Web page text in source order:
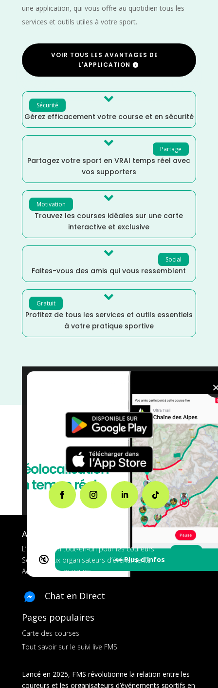
une application, qui vous offre au quotidien tous les
services et outils utiles à votre sport.
VOIR TOUS LES AVANTAGES DE
L'APPLICATION
Sécurité 
Gérez efficacement votre course et en sécurité
Partage

Partagez votre sport en VRAI temps réel avec
vos supporters
Motivation 
Trouvez les courses idéales sur une carte
interactive et exclusive
Social

Faites-vous des amis qui vous ressemblent
Gratuit 
Profitez de tous les services et outils essentiels
à votre pratique sportive
🔇 👀 Plus d'Infos
/Course à Pied
A propos de FMS
L’application tout-en-un pour les coureurs
Services aux organisateurs d’événements
Ads pour les marques
Chat en Direct
Pages populaires
Carte des courses
Tout savoir sur le suivi live FMS
Lancé en 2025, FMS révolutionne la relation entre les
coureurs et les organisateurs d’événements sportifs en